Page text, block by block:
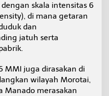
skala intensitas 6
di mana getaran
dan
jatuh serta
MMI juga dirasakan di
wilayah Morotai,
Manado merasakan